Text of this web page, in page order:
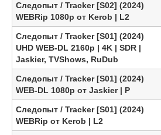
Следопыт / Tracker [S02] (2024)
WEBRip 1080p от Kerob | L2
Следопыт / Tracker [S01] (2024)
UHD WEB-DL 2160p | 4K | SDR |
Jaskier, TVShows, RuDub
Следопыт / Tracker [S01] (2024)
WEB-DL 1080p от Jaskier | P
Следопыт / Tracker [S01] (2024)
WEBRip от Kerob | L2